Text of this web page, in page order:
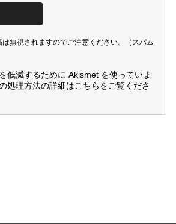
無視されますのでご注意ください。（スパム
低減するために Akismet を使っていま
処理方法の詳細はこちらをご覧くださ